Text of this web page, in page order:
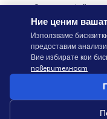
© 2026 Actiefhost.
законодателство
изчислява отделно
Ние ценим
Използваме
предоставим
Вие избирате кои
поверителност